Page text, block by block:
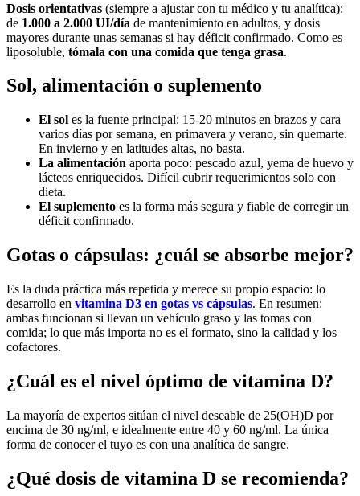
Dosis orientativas (siempre a ajustar con tu médico y tu analítica):
de 1.000 a 2.000 UI/día de mantenimiento en adultos, y dosis
mayores durante unas semanas si hay déficit confirmado. Como es
liposoluble, tómala con una comida que tenga grasa.
Sol, alimentación o suplemento
El sol es la fuente principal: 15-20 minutos en brazos y cara
varios días por semana, en primavera y verano, sin quemarte.
En invierno y en latitudes altas, no basta.
La alimentación aporta poco: pescado azul, yema de huevo y
lácteos enriquecidos. Difícil cubrir requerimientos solo con
dieta.
El suplemento es la forma más segura y fiable de corregir un
déficit confirmado.
Gotas o cápsulas: ¿cuál se absorbe mejor?
Es la duda práctica más repetida y merece su propio espacio: lo
desarrollo en vitamina D3 en gotas vs cápsulas. En resumen:
ambas funcionan si llevan un vehículo graso y las tomas con
comida; lo que más importa no es el formato, sino la calidad y los
cofactores.
¿Cuál es el nivel óptimo de vitamina D?
La mayoría de expertos sitúan el nivel deseable de 25(OH)D por
encima de 30 ng/ml, e idealmente entre 40 y 60 ng/ml. La única
forma de conocer el tuyo es con una analítica de sangre.
¿Qué dosis de vitamina D se recomienda?